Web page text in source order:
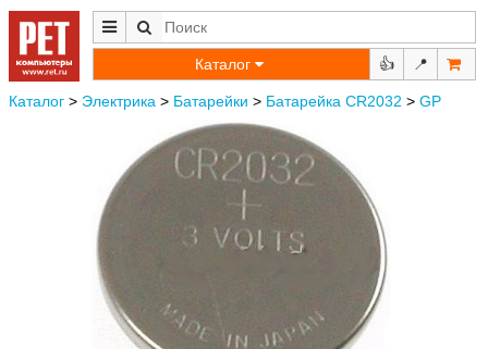
Каталог 👍 📍
Каталог > Электрика > Батарейки > Батарейка CR2032 > GP